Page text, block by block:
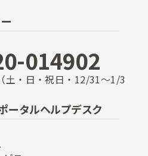
014902
（土・日・祝日・12/31～1/3
ータルヘルプデスク